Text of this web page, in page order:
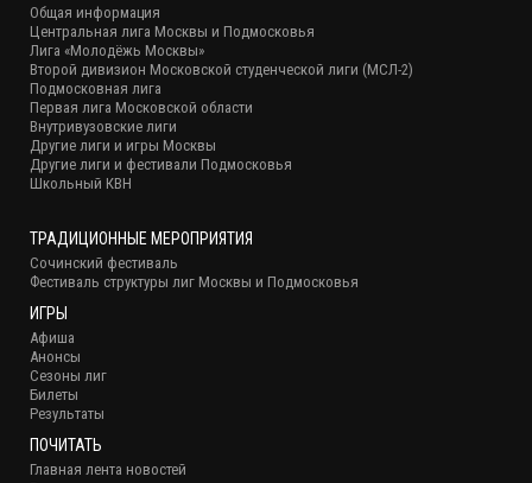
Общая информация
Центральная лига Москвы и Подмосковья
Лига «Молодёжь Москвы»
Второй дивизион Московской студенческой лиги (МСЛ-2)
Подмосковная лига
Первая лига Московской области
Внутривузовские лиги
Другие лиги и игры Москвы
Другие лиги и фестивали Подмосковья
Школьный КВН
ТРАДИЦИОННЫЕ МЕРОПРИЯТИЯ
Сочинский фестиваль
Фестиваль структуры лиг Москвы и Подмосковья
ИГРЫ
Афиша
Анонсы
Сезоны лиг
Билеты
Результаты
ПОЧИТАТЬ
Главная лента новостей